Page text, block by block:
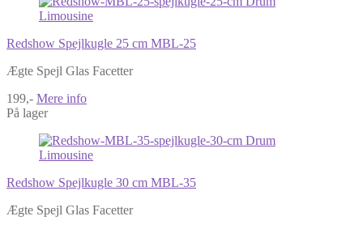
Redshow Spejlkugle 25 cm MBL-25
Ægte Spejl Glas Facetter
199,- Mere info
På lager
Redshow Spejlkugle 30 cm MBL-35
Ægte Spejl Glas Facetter